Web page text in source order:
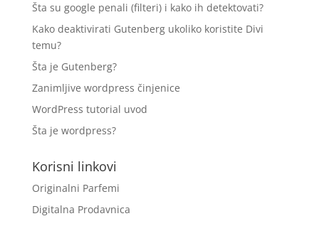
Šta su google penali (filteri) i kako ih detektovati?
Kako deaktivirati Gutenberg ukoliko koristite Divi
temu?
Šta je Gutenberg?
Zanimljive wordpress činjenice
WordPress tutorial uvod
Šta je wordpress?
Korisni linkovi
Originalni Parfemi
Digitalna Prodavnica